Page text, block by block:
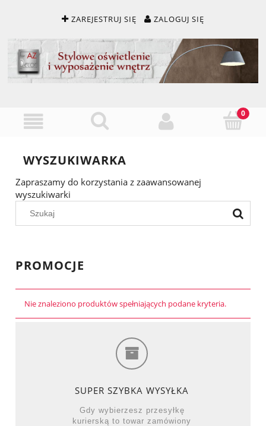
ZAREJESTRUJ SIĘ ZALOGUJ SIĘ
WYSZUKIWARKA
Zapraszamy do korzystania z zaawansowanej
wyszukiwarki
PROMOCJE
Nie znaleziono produktów spełniających podane kryteria.
SUPER SZYBKA WYSYŁKA
Gdy wybierzesz przesyłkę
kurierską to towar zamówiony